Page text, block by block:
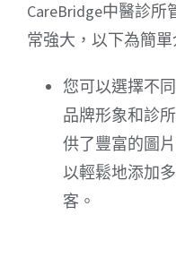
CareBridge中醫診
常強大，以下為簡單
您可以選擇不
品牌形象和診
供了豐富的圖
以輕鬆地添加
客。